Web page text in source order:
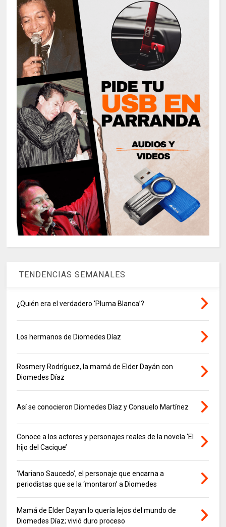
TENDENCIAS SEMANALES
¿Quién era el verdadero ‘Pluma Blanca’?
Los hermanos de Diomedes Díaz
Rosmery Rodríguez, la mamá de Elder Dayán con
Diomedes Díaz
Así se conocieron Diomedes Díaz y Consuelo Martínez
Conoce a los actores y personajes reales de la novela ‘El
hijo del Cacique’
‘Mariano Saucedo’, el personaje que encarna a
periodistas que se la ‘montaron’ a Diomedes
Mamá de Elder Dayan lo quería lejos del mundo de
Diomedes Díaz; vivió duro proceso